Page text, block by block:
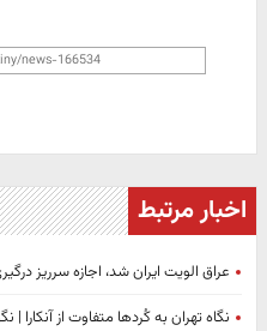
اخبار مرتبط
عراق الویت ایران شد، اجازه سرریز
نگاه تهران به کُردها متفاوت از آنکارا |